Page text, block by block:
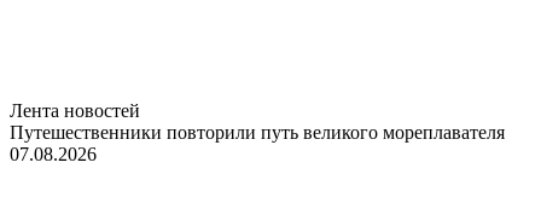
Лента новостей
Путешественники повторили путь великого мореплавателя
07.08.2026